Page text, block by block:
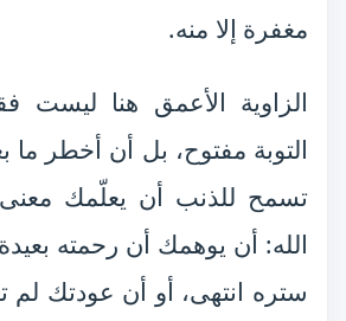
مغفرة إلا منه.
الزاوية الأعمق هنا ليست
التوبة مفتوح، بل أن أخطر ما
تسمح للذنب أن يعلّمك
الله: أن يوهمك أن رحمته
ستره انتهى، أو أن عودتك لم